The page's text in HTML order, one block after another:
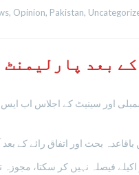
, Opinion, Pakistan,
بعد
نے بتایاکہ قومی اسمبلی اور سینیٹ کے
بحث اور اتفاق رائے کے بعد
فیصلہ نہیں کر سکتا، مجوزہ